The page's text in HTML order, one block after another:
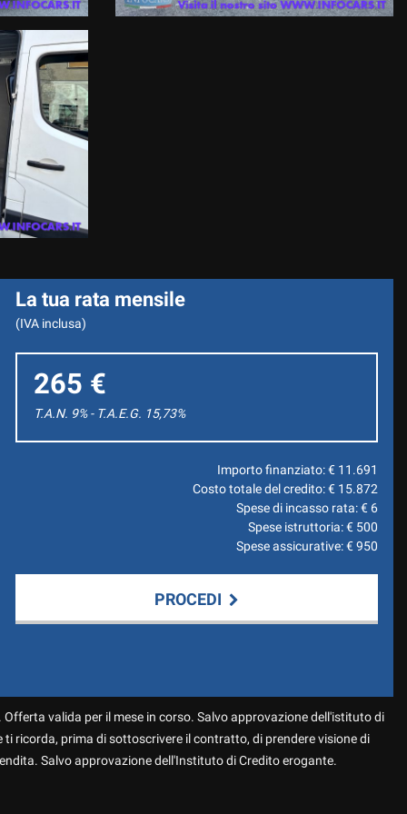
La tua rata mensile
(IVA inclusa)
265 €
T.A.N. 9% - T.A.E.G. 15,73%
Importo finanziato: € 11.691
Costo totale del credito: € 15.872
Spese di incasso rata: € 6
Spese istruttoria: € 500
Spese assicurative: €950
PROCEDI
valida per il mese in corso. Salvo approvazione dell'istituto di
ricorda, prima di sottoscrivere il contratto, di prendere visione di
Salvo approvazione dell'Instituto di Credito erogante.